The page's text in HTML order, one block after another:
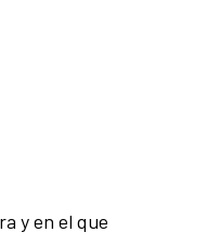
y en el que